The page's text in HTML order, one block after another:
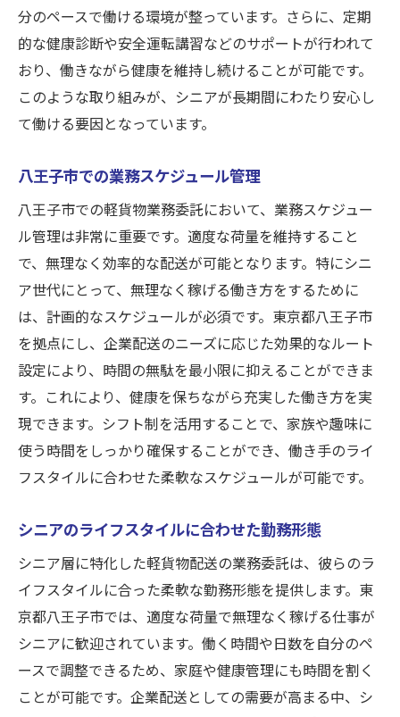
分のペースで働ける環境が整っています。さらに、定期
的な健康診断や安全運転講習などのサポートが行われて
おり、働きながら健康を維持し続けることが可能です。
このような取り組みが、シニアが長期間にわたり安心し
て働ける要因となっています。
八王子市での業務スケジュール管理
八王子市での軽貨物業務委託において、業務スケジュー
ル管理は非常に重要です。適度な荷量を維持すること
で、無理なく効率的な配送が可能となります。特にシニ
ア世代にとって、無理なく稼げる働き方をするために
は、計画的なスケジュールが必須です。東京都八王子市
を拠点にし、企業配送のニーズに応じた効果的なルート
設定により、時間の無駄を最小限に抑えることができま
す。これにより、健康を保ちながら充実した働き方を実
現できます。シフト制を活用することで、家族や趣味に
使う時間をしっかり確保することができ、働き手のライ
フスタイルに合わせた柔軟なスケジュールが可能です。
シニアのライフスタイルに合わせた勤務形態
シニア層に特化した軽貨物配送の業務委託は、彼らのラ
イフスタイルに合った柔軟な勤務形態を提供します。東
京都八王子市では、適度な荷量で無理なく稼げる仕事が
シニアに歓迎されています。働く時間や日数を自分のペ
ースで調整できるため、家庭や健康管理にも時間を割く
ことが可能です。企業配送としての需要が高まる中、シ